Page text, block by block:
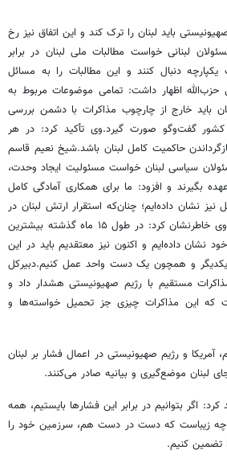
باید لبنان را ترک کند و این اتفاق نیز رخ
لبنانی خواست مطالبات ملی لبنان در برابر
دنبال کنند و این مطالبات را به مسائل
حزب‌الله اظهار داشت: تمامی موضوعات مربوط به
باید خارج از چارچوب مذاکرات با دشمن بررسی
کشور گفت‌وگو صورت گیرد.وی تأکید کرد: در هر
حاکمیت کامل لبنان باشد.شیخ نعیم قاسم
سیاسی لبنان خواست مسئولیت ایجاد وحدت،
بگیرند و افزود: ما برای همکاری آمادگی کامل
نشان داده‌ایم؛ چنان‌که استقرار ارتش لبنان در
جنوب کشور را تسهیل کردیم.وی خاطرنشان کرد: در طول ۱۵ ماه گذشته بیشترین
نشان داده‌ایم و اکنون نیز معتقدیم باید در این
و همچون یک دست واحد عمل کنیم.دبیرکل
مستقیم با رژیم صهیونیستی هشدار داد و
که این مذاکرات چیزی جز تحمیل خواسته‌ها و
آمریکا و رژیم صهیونیستی در اعمال فشار بر لبنان
موضع‌گیری و بیانیه صادر می‌کنند.
اگر بتوانیم در برابر این فشارها بایستیم، همه
و چه زیباست که دست در دست هم، سرزمین خود را
تضمین کنیم.